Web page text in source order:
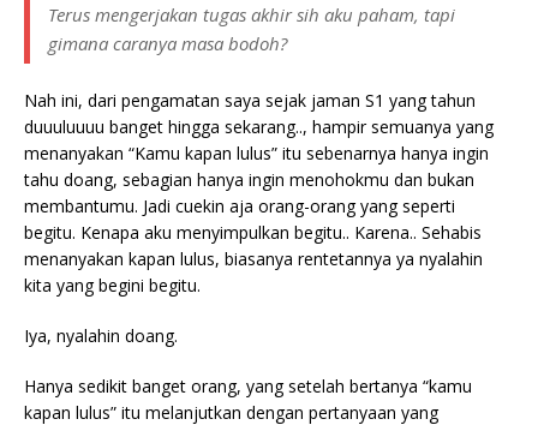
Terus mengerjakan tugas akhir sih aku paham, tapi
gimana caranya masa bodoh?
Nah ini, dari pengamatan saya sejak jaman S1 yang tahun
duuuluuuu banget hingga sekarang.., hampir semuanya yang
menanyakan “Kamu kapan lulus” itu sebenarnya hanya ingin
tahu doang, sebagian hanya ingin menohokmu dan bukan
membantumu. Jadi cuekin aja orang-orang yang seperti
begitu. Kenapa aku menyimpulkan begitu.. Karena.. Sehabis
menanyakan kapan lulus, biasanya rentetannya ya nyalahin
kita yang begini begitu.
Iya, nyalahin doang.
Hanya sedikit banget orang, yang setelah bertanya “kamu
kapan lulus” itu melanjutkan dengan pertanyaan yang